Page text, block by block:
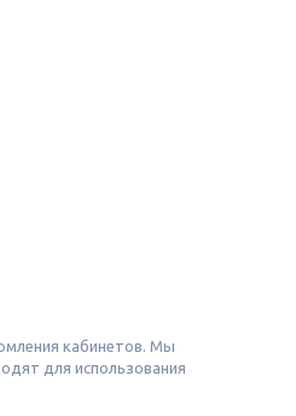
кабинетов. Мы
для использования